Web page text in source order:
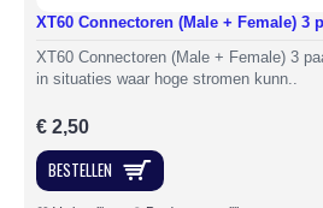
XT60 Connectoren (Male + Female) 3
XT60 Connectoren (Male + Female) 3
in situaties waar hoge stromen kunn..
€ 2,50
BESTELLEN